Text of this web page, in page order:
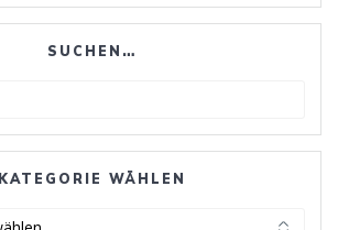
SUCHEN…
KATEGORIE WÄHLEN